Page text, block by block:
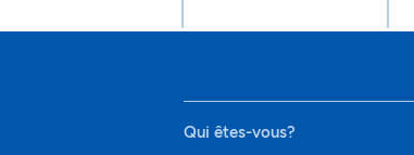
Qui êtes-vous?